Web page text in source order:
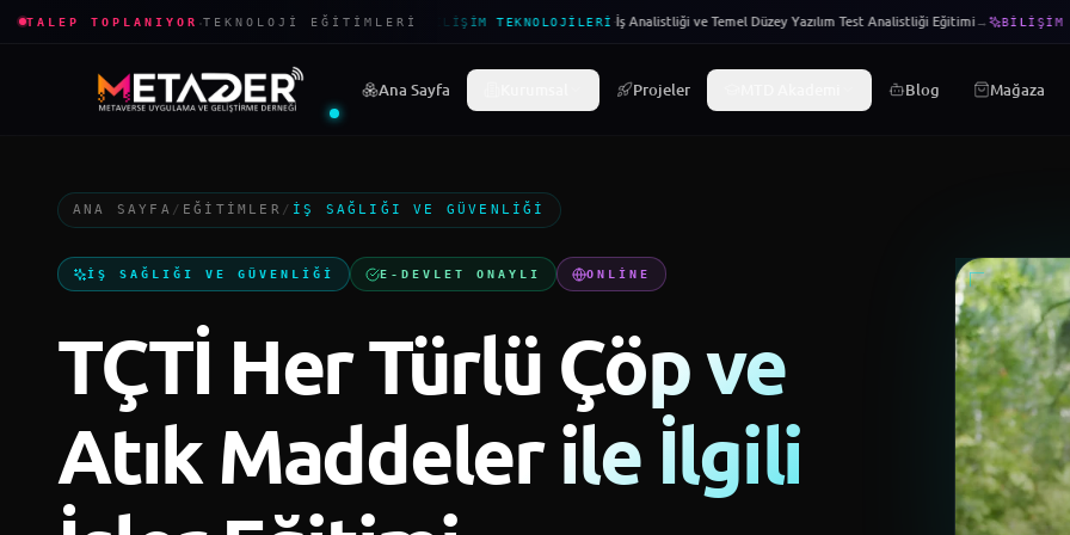
TALEP TOPLANIYOR ·TEKNOLOJI EĞITIMLERI BILIŞIM TEKNOLOJILERI·İş Analistliği ve Temel Düzey Yazılım Test Analistliği Eğitimi→ BILIŞIM
Ana Sayfa Projeler Blog Mağaza
ANA SAYFA / EĞITIMLER / İŞ SAĞLIĞI VE GÜVENLIĞI
İŞ SAĞLIĞI VE GÜVENLIĞI E-DEVLET ONAYLI ONLINE
TÇTİ Her Türlü Çöp ve
Atık Maddeler ile İlgili